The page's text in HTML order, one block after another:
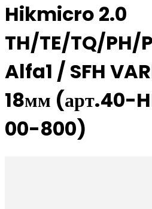
Hikmicro 2.0
TH/TE/TQ/PH/
Alfa1 / SFH
18мм (арт.40-
00-800)